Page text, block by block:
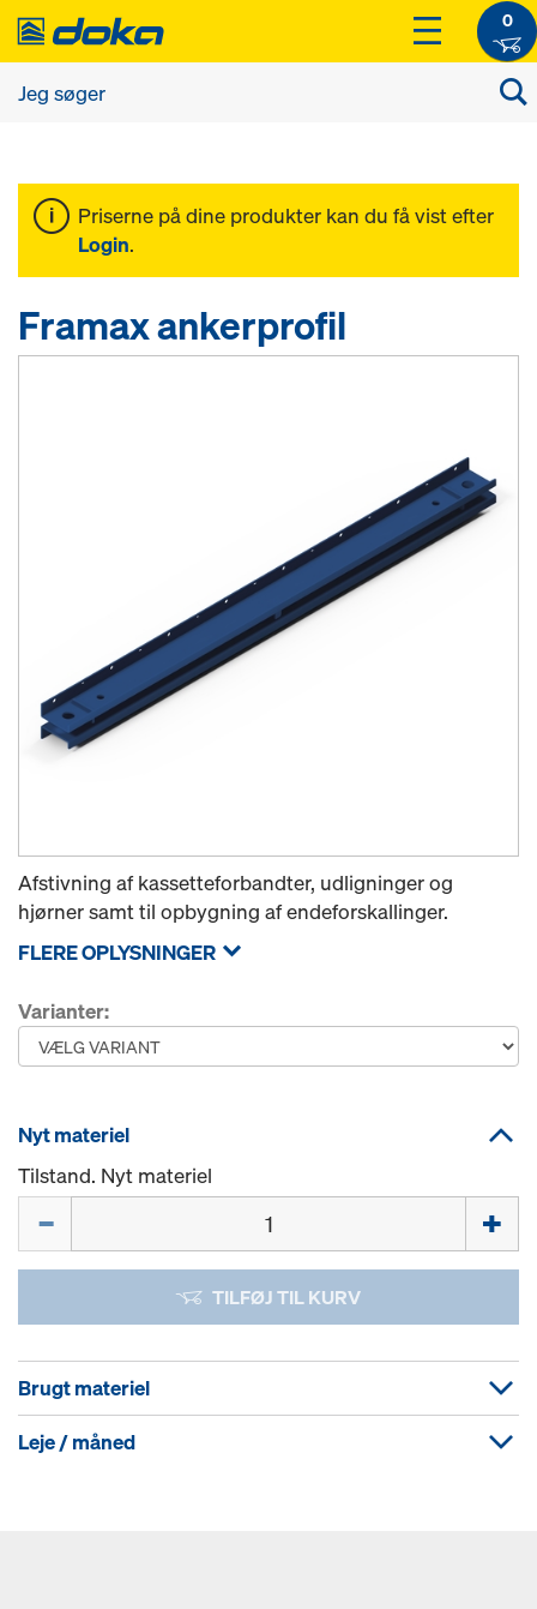
0
Priserne på dine produkter kan du få vist efter
Login.
Framax ankerprofil
Afstivning af kassetteforbandter, udligninger og
hjørner samt til opbygning af endeforskallinger.
FLERE OPLYSNINGER
Varianter:
Nyt materiel
Tilstand. Nyt materiel
TILFØJ TIL KURV
Brugt materiel
Leje / måned